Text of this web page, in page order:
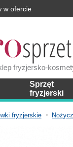
w ofercie
fryzjersko-
Sprzęt
fryzjerski
fryzjerskie